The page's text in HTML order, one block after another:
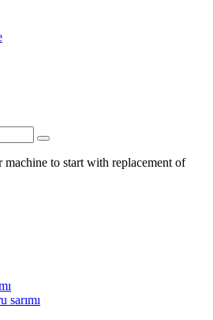
to start with replacement of
sarımı